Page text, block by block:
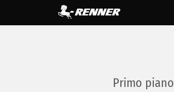
Primo piano